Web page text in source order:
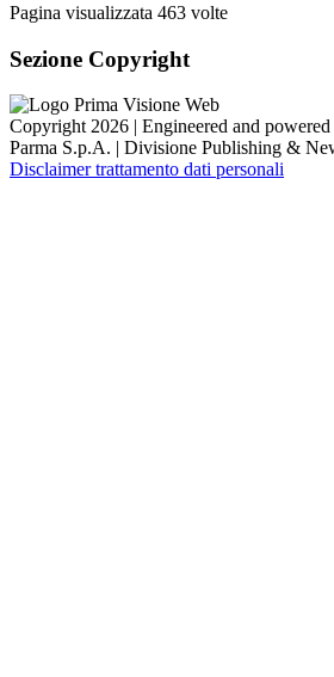
Pagina visualizzata 463 volte
Sezione Copyright
Copyright 2026 | Engineered and
Parma S.p.A. | Divisione Publishing &
Disclaimer trattamento dati personali